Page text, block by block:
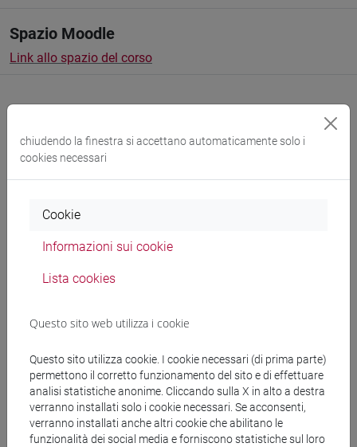
Spazio Moodle
Link allo spazio del corso
Docenti e corsi di laurea
Materiali didattici
Materiali su Moodle
chiudendo la finestra si accettano automaticamente solo i
cookies necessari
Cookie
Informazioni sui cookie
Lista cookies
Questo sito web utilizza i cookie
Questo sito utilizza cookie. I cookie necessari (di prima parte)
permettono il corretto funzionamento del sito e di effettuare
analisi statistiche anonime. Cliccando sulla X in alto a destra
verranno installati solo i cookie necessari. Se acconsenti,
verranno installati anche altri cookie che abilitano le
funzionalità dei social media e forniscono statistiche sul loro